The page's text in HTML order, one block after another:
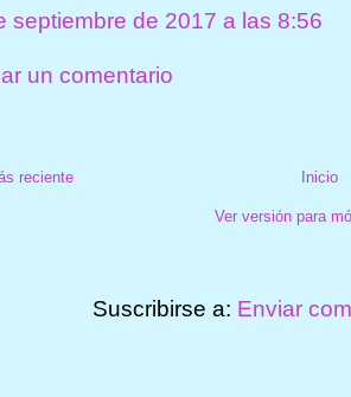
septiembre de 2017 a las 8:56
un comentario
reciente Inicio
Ver versión para
Suscribirse a: Enviar